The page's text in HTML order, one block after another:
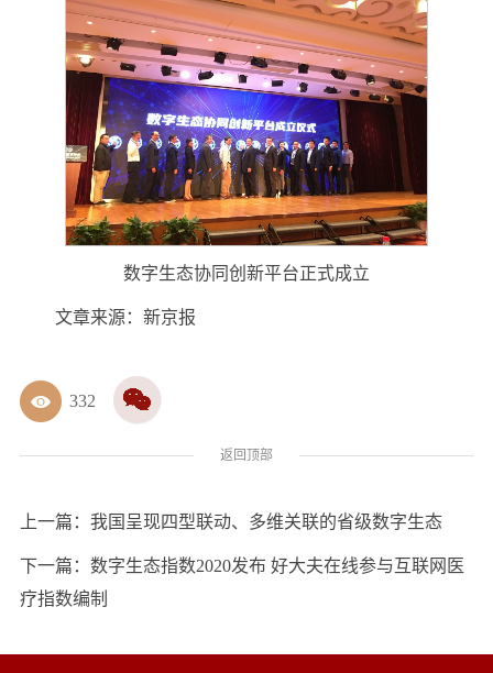
332
数字生态协同创新平台正式成立
文章来源：新京报
返回顶部
上一篇： 我国呈现四型联动、多维关联的省级数字生态
下一篇： 数字生态指数2020发布 好大夫在线参与互联网医
疗指数编制